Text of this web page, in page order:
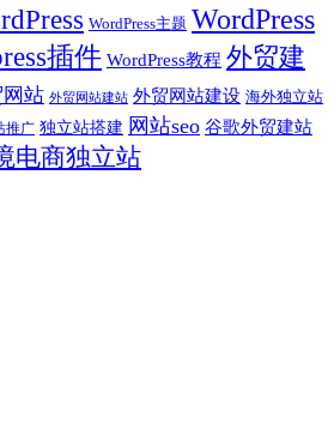
WordPress主题 WordPress
插件 WordPress教程 外贸建
站 外贸网站建站 外贸网站建设 海外独立站
推广 独立站搭建 网站seo 谷歌外贸建站
电商独立站